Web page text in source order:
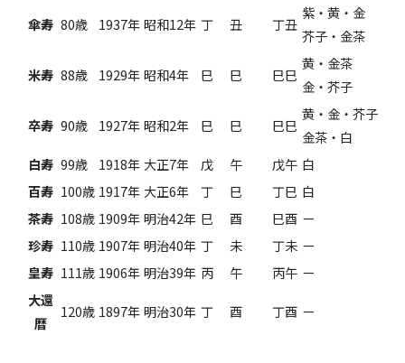
傘寿 80歳 1937年 昭和12年 丁 丑 丁丑
紫・黄・金
芥子・金茶
米寿 88歳 1929年 昭和4年 巳 巳 巳巳
黄・金茶
金・芥子
卒寿 90歳 1927年 昭和2年 巳 巳 巳巳
黄・金・芥子
金茶・白
白寿 99歳 1918年 大正7年 戊 午 戊午 白
百寿 100歳 1917年 大正6年 丁 巳 丁巳 白
茶寿 108歳 1909年 明治42年 巳 酉 巳酉 ー
珍寿 110歳 1907年 明治40年 丁 未 丁未 ー
皇寿 111歳 1906年 明治39年 丙 午 丙午 ー
大還
暦
120歳 1897年 明治30年 丁 酉 丁酉 ー